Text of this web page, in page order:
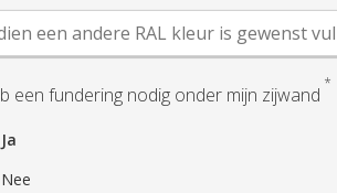
een fundering nodig onder mijn zijwand *
Ja
Nee